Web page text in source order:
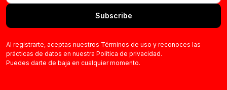
Subscribe
Al registrarte, aceptas nuestros Términos de uso y reconoces las
prácticas de datos en nuestra Política de privacidad.
Puedes darte de baja en cualquier momento.